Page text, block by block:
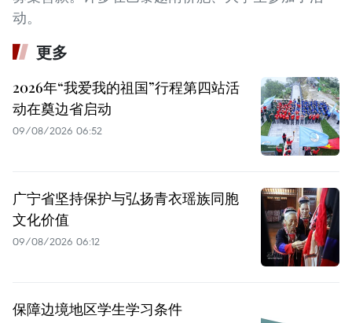
动。
更多
2026年“我爱我的祖国”行程第四站活
动在奠边省启动
09/08/2026 06:52
广宁省坚持保护与弘扬青衣瑶族同胞
文化价值
09/08/2026 06:12
保障边境地区学生学习条件